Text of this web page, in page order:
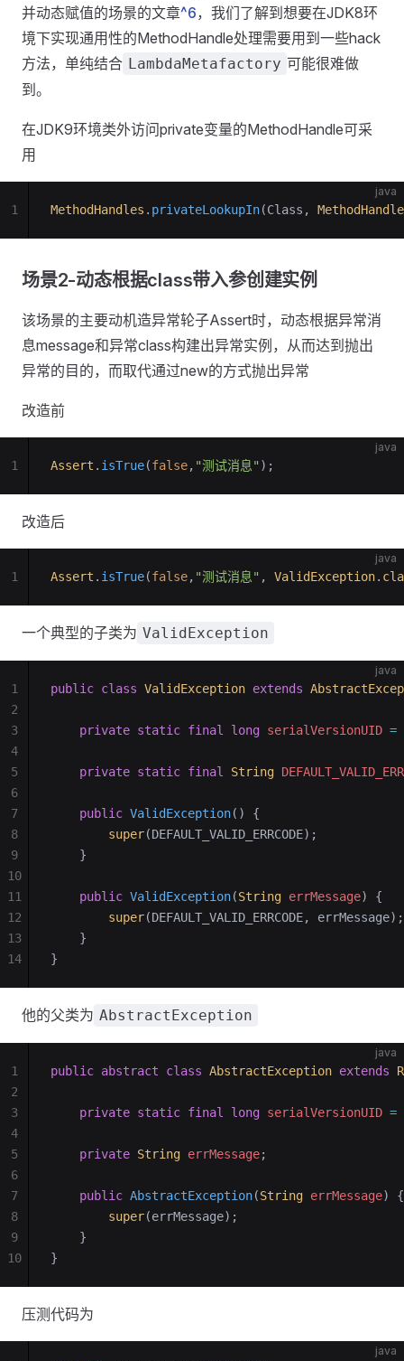
并动态赋值的场景的文章^6，我们了解到想要在JDK8环
境下实现通用性的MethodHandle处理需要用到一些hack
方法，单纯结合 LambdaMetafactory 可能很难做
到。
在JDK9环境类外访问private变量的MethodHandle可采
用
java
MethodHandles . privateLookupIn(Class,
1
场景2-动态根据class带入参创建实例
该场景的主要动机造异常轮子Assert时，动态根据异常消
息message和异常class构建出异常实例，从而达到抛出
异常的目的，而取代通过new的方式抛出异常
改造前
java
Assert . isTrue(false, "测试消息" );
1
改造后
java
Assert . isTrue(false, "测试消息" , ValidException.
1
一个典型的子类为 ValidException
java
public class ValidException extends
    private
static final long serialVersionUID =
    private
static final String
    public
ValidException()
{
        super
(DEFAULT_VALID_ERRCODE);
    }
    public
ValidException(String errMessage)
{
        super
(DEFAULT_VALID_ERRCODE, errMessage);
    }
}
1
2
3
4
5
6
7
8
9
10
11
12
13
14
他的父类为 AbstractException
java
public abstract class AbstractException extends
    private
static final long serialVersionUID =
    private
String errMessage;
    public
AbstractException(String errMessage)
{
        super
(errMessage);
    }
}
1
2
3
4
5
6
7
8
9
10
压测代码为
java